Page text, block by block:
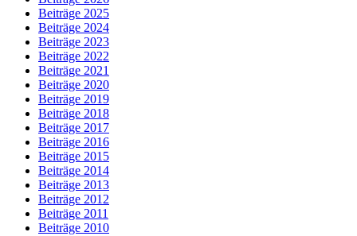
Beiträge 2025
Beiträge 2024
Beiträge 2023
Beiträge 2022
Beiträge 2021
Beiträge 2020
Beiträge 2019
Beiträge 2018
Beiträge 2017
Beiträge 2016
Beiträge 2015
Beiträge 2014
Beiträge 2013
Beiträge 2012
Beiträge 2011
Beiträge 2010